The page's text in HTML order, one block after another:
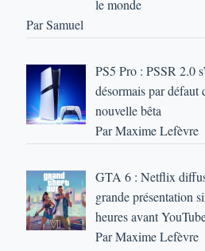
le monde
Par Samuel
PS5 Pro : PSSR 2.0
désormais par défaut
nouvelle bêta
Par Maxime Lefèvre
GTA 6 : Netflix
grande présentation
heures avant
Par Maxime Lefèvre